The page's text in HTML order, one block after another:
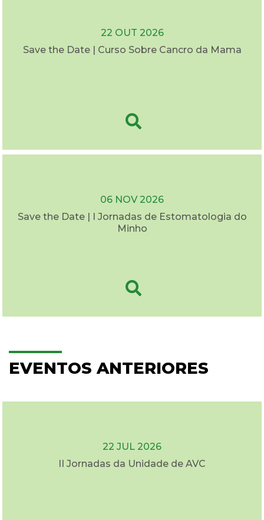
22 OUT 2026
Save the Date | Curso Sobre Cancro da Mama
06 NOV 2026
Save the Date | I Jornadas de Estomatologia do
Minho
EVENTOS ANTERIORES
22 JUL 2026
II Jornadas da Unidade de AVC